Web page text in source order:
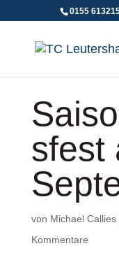
0155
sfest
von Michael Callies
Kommentare